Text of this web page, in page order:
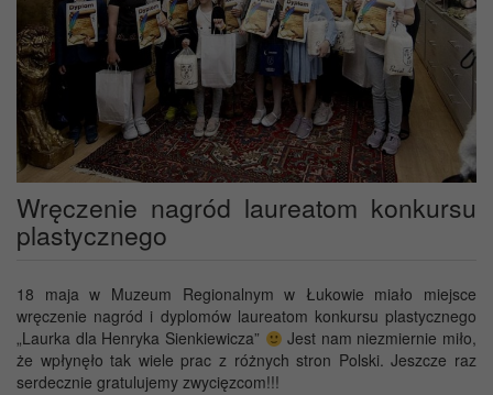
Wręczenie nagród laureatom konkursu
plastycznego
18 maja w Muzeum Regionalnym w Łukowie miało miejsce
wręczenie nagród i dyplomów laureatom konkursu plastycznego
„Laurka dla Henryka Sienkiewicza”
Jest nam niezmiernie miło,
że wpłynęło tak wiele prac z różnych stron Polski. Jeszcze raz
serdecznie gratulujemy zwycięzcom!!!